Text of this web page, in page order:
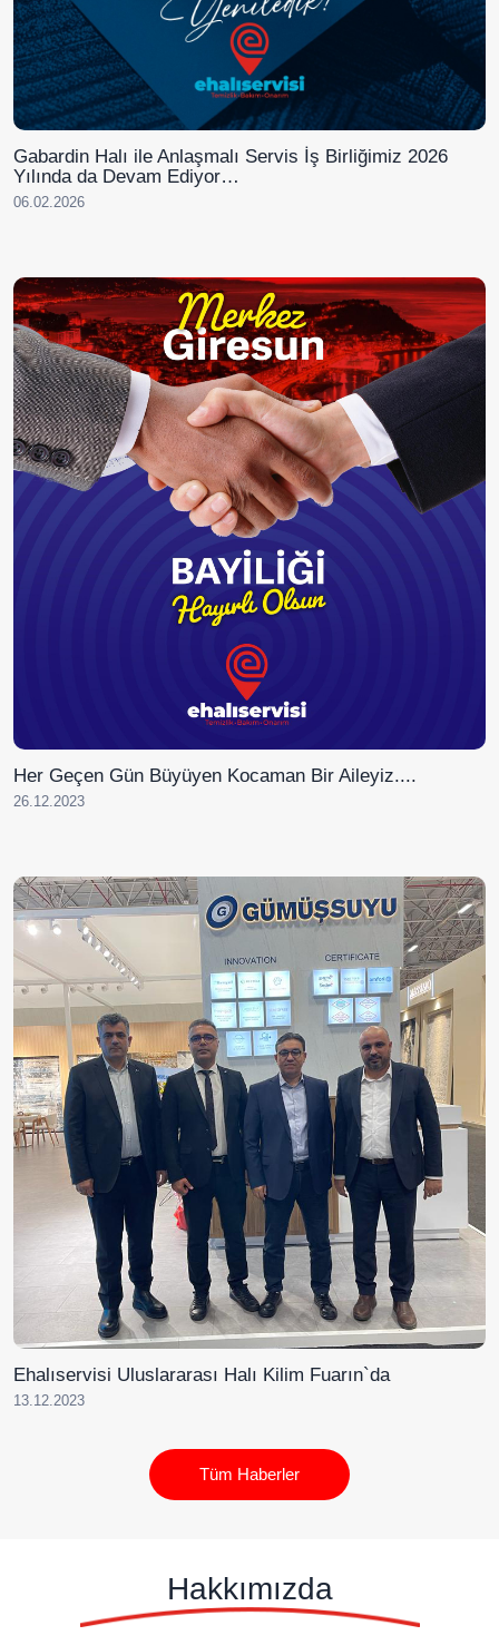
Gabardin Halı ile Anlaşmalı Servis İş Birliğimiz 2026
Yılında da Devam Ediyor…
06.02.2026
Her Geçen Gün Büyüyen Kocaman Bir Aileyiz....
26.12.2023
Ehalıservisi Uluslararası Halı Kilim Fuarın`da
13.12.2023
Tüm Haberler
Hakkımızda